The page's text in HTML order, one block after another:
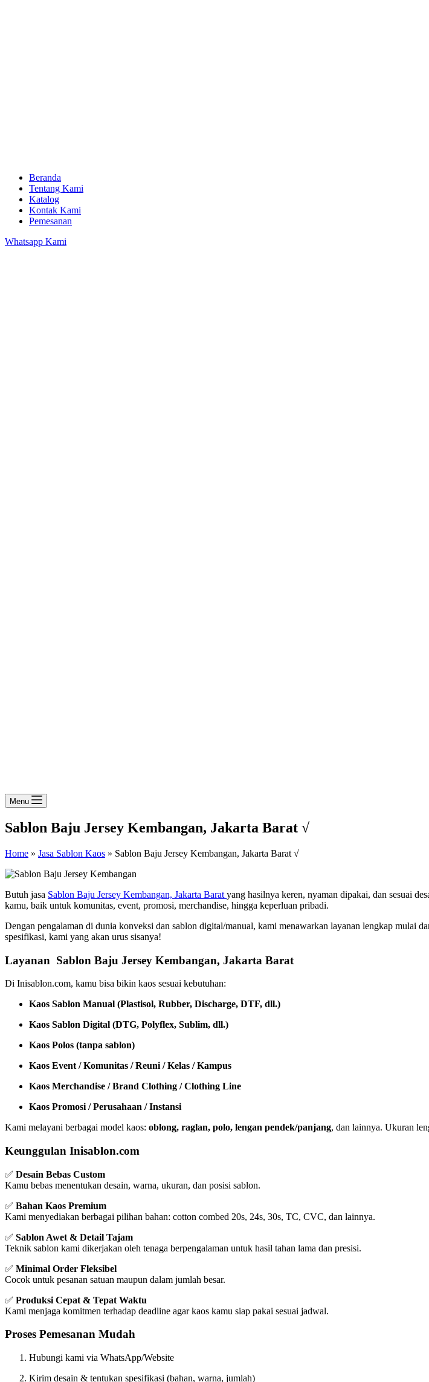
Beranda
Tentang Kami
Katalog
Kontak Kami
Pemesanan
Whatsapp Kami
Menu
Sablon Baju Jersey Kembangan, Jakarta Barat √
Home » Jasa Sablon Kaos » Sablon Baju Jersey Kembangan, Jakarta Barat √
Butuh jasa Sablon Baju Jersey Kembangan, Jakarta Barat yang hasilnya keren, nyaman dipakai, dan sesuai
kamu, baik untuk komunitas, event, promosi, merchandise, hingga keperluan pribadi.
Dengan pengalaman di dunia konveksi dan sablon digital/manual, kami menawarkan layanan lengkap mulai
spesifikasi, kami yang akan urus sisanya!
Layanan Sablon Baju Jersey Kembangan, Jakarta Barat
Di Inisablon.com, kamu bisa bikin kaos sesuai kebutuhan:
Kaos Sablon Manual (Plastisol, Rubber, Discharge, DTF, dll.)
Kaos Sablon Digital (DTG, Polyflex, Sublim, dll.)
Kaos Polos (tanpa sablon)
Kaos Event / Komunitas / Reuni / Kelas / Kampus
Kaos Merchandise / Brand Clothing / Clothing Line
Kaos Promosi / Perusahaan / Instansi
Kami melayani berbagai model kaos: oblong, raglan, polo, lengan pendek/panjang, dan lainnya. Ukuran
Keunggulan Inisablon.com
✅ Desain Bebas Custom
Kamu bebas menentukan desain, warna, ukuran, dan posisi sablon.
✅ Bahan Kaos Premium
Kami menyediakan berbagai pilihan bahan: cotton combed 20s, 24s, 30s, TC, CVC, dan lainnya.
✅ Sablon Awet & Detail Tajam
Teknik sablon kami dikerjakan oleh tenaga berpengalaman untuk hasil tahan lama dan presisi.
✅ Minimal Order Fleksibel
Cocok untuk pesanan satuan maupun dalam jumlah besar.
✅ Produksi Cepat & Tepat Waktu
Kami menjaga komitmen terhadap deadline agar kaos kamu siap pakai sesuai jadwal.
Proses Pemesanan Mudah
Hubungi kami via WhatsApp/Website
Kirim desain & tentukan spesifikasi (bahan, warna, jumlah)